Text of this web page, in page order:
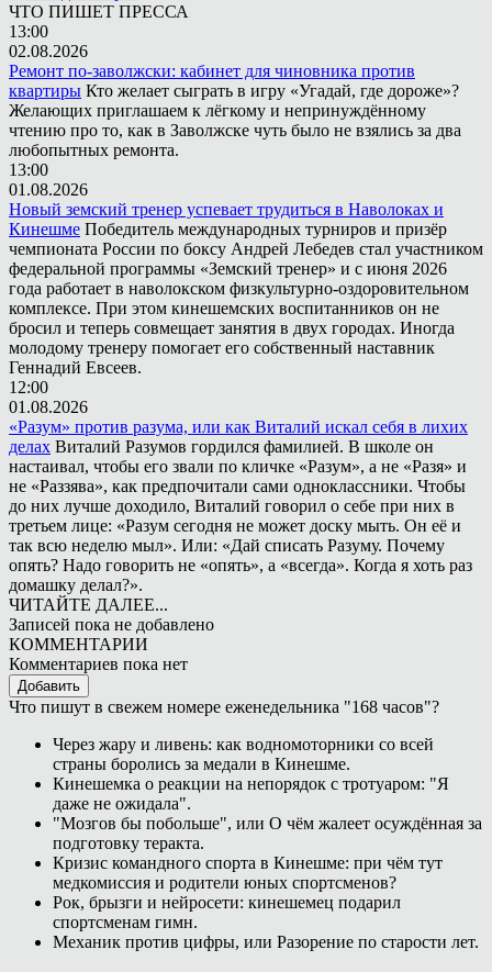
ЧТО ПИШЕТ ПРЕССА
13:00
02.08.2026
Ремонт по-заволжски: кабинет для чиновника против
квартиры Кто желает сыграть в игру «Угадай, где дороже»?
Желающих приглашаем к лёгкому и непринуждённому
чтению про то, как в Заволжске чуть было не взялись за два
любопытных ремонта.
13:00
01.08.2026
Новый земский тренер успевает трудиться в Наволоках и
Кинешме Победитель международных турниров и призёр
чемпионата России по боксу Андрей Лебедев стал участником
федеральной программы «Земский тренер» и с июня 2026
года работает в наволокском физкультурно-оздоровительном
комплексе. При этом кинешемских воспитанников он не
бросил и теперь совмещает занятия в двух городах. Иногда
молодому тренеру помогает его собственный наставник
Геннадий Евсеев.
12:00
01.08.2026
«Разум» против разума, или как Виталий искал себя в лихих
делах Виталий Разумов гордился фамилией. В школе он
настаивал, чтобы его звали по кличке «Разум», а не «Разя» и
не «Раззява», как предпочитали сами одноклассники. Чтобы
до них лучше доходило, Виталий говорил о себе при них в
третьем лице: «Разум сегодня не может доску мыть. Он её и
так всю неделю мыл». Или: «Дай списать Разуму. Почему
опять? Надо говорить не «опять», а «всегда». Когда я хоть раз
домашку делал?».
ЧИТАЙТЕ ДАЛЕЕ...
Записей пока не добавлено
КОММЕНТАРИИ
Комментариев пока нет
Добавить
Что пишут в свежем номере еженедельника "168 часов"?
Через жару и ливень: как водномоторники со всей
страны боролись за медали в Кинешме.
Кинешемка о реакции на непорядок с тротуаром: "Я
даже не ожидала".
"Мозгов бы побольше", или О чём жалеет осуждённая за
подготовку теракта.
Кризис командного спорта в Кинешме: при чём тут
медкомиссия и родители юных спортсменов?
Рок, брызги и нейросети: кинешемец подарил
спортсменам гимн.
Механик против цифры, или Разорение по старости лет.